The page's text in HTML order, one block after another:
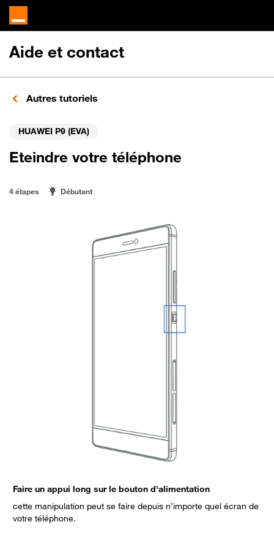
Aide et contact
Autres tutoriels
HUAWEI P9 (EVA)
Eteindre votre téléphone
4 étapes Débutant
Faire un appui long sur le bouton d'alimentation
cette manipulation peut se faire depuis n’importe quel écran de
votre téléphone.